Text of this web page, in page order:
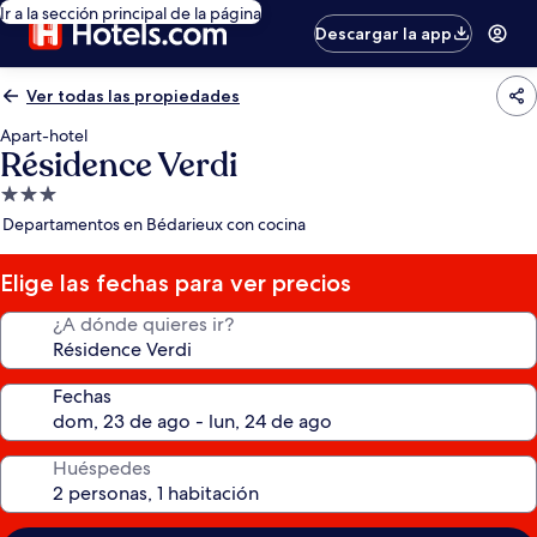
Ir a la sección principal de la página
Descargar la app
Ver todas las propiedades
Apart-hotel
Résidence Verdi
Propiedad
de
estrellas
Departamentos en Bédarieux con cocina
Elige las fechas para ver precios
¿A dónde quieres ir?
Fechas
Huéspedes